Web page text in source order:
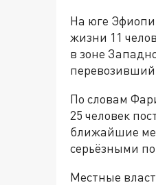
На юге
жизни 11
в зоне
перевозивший
По словам
25 человек
ближайшие
серьёзными
Местные